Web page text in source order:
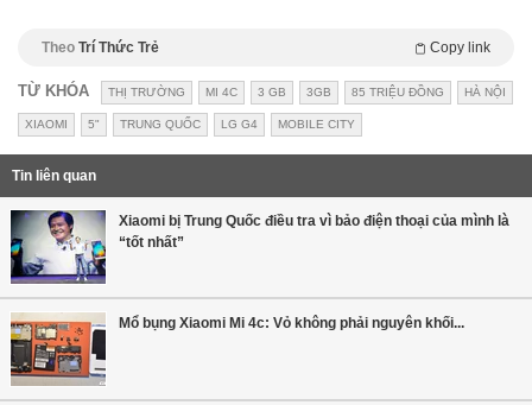
Theo Trí Thức Trẻ Copy link
TỪ KHÓA THỊ TRƯỜNG MI 4C 3 GB 3GB 85 TRIỆU ĐỒNG HÀ NỘI
XIAOMI 5" TRUNG QUỐC LG G4 MOBILE CITY
Tin liên quan
Xiaomi bị Trung Quốc điều tra vì bảo điện thoại của mình là
“tốt nhất”
Mổ bụng Xiaomi Mi 4c: Vỏ không phải nguyên khối...